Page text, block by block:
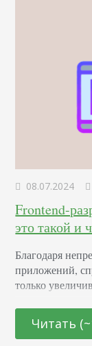
08.07.2024
Frontend-
это такой и
Благодаря
приложений,
только
специалистов,
Читать